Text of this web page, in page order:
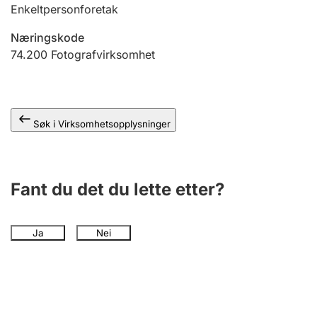
Offentlig sektor
Enkeltpersonforetak
Næringskode
74.200 Fotografvirksomhet
Søk i Virksomhetsopplysninger
Fant du det du lette etter?
Ja Nei